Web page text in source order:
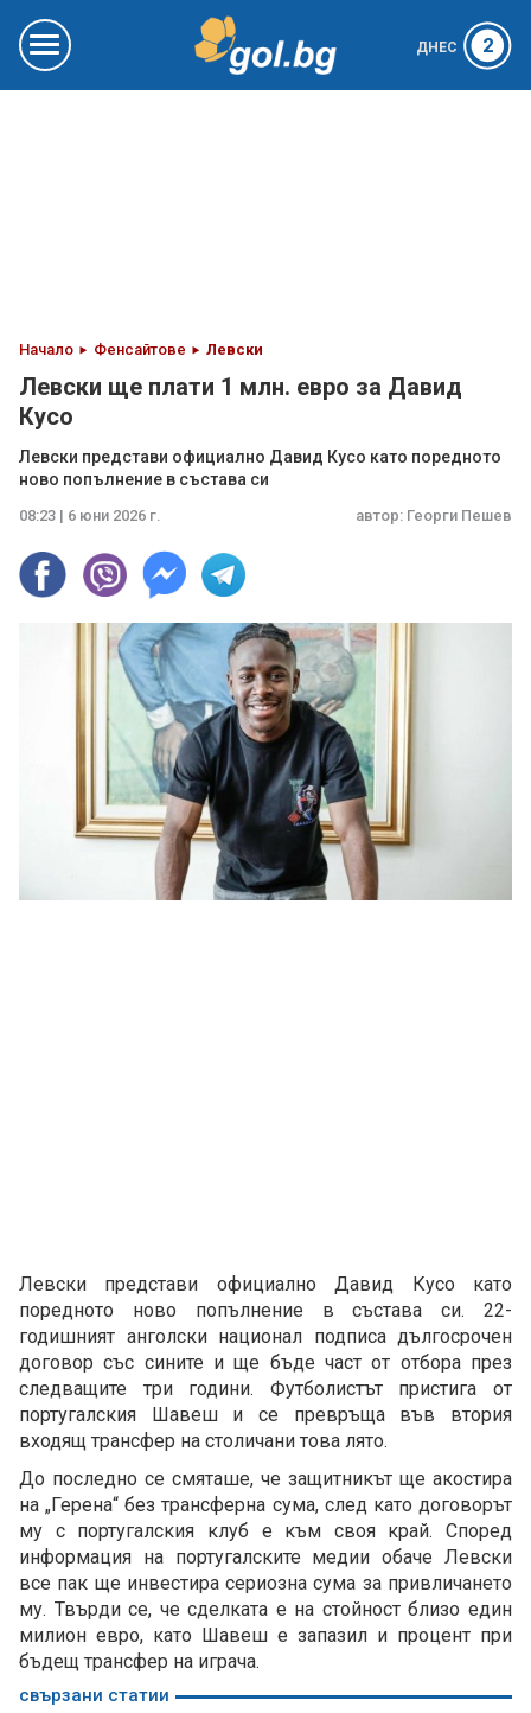
ДНЕС 2
Начало Фенсайтове Левски
Левски ще плати 1 млн. евро за Давид
Кусо
Левски представи официално Давид Кусо като поредното
ново попълнение в състава си
08:23 | 6 юни 2026 г. автор: Георги Пешев
Левски представи официално Давид Кусо като
поредното ново попълнение в състава си. 22-
годишният анголски национал подписа дългосрочен
договор със сините и ще бъде част от отбора през
следващите три години. Футболистът пристига от
португалския Шавеш и се превръща във втория
входящ трансфер на столичани това лято.
До последно се смяташе, че защитникът ще акостира
на „Герена“ без трансферна сума, след като договорът
му с португалския клуб е към своя край. Според
информация на португалските медии обаче Левски
все пак ще инвестира сериозна сума за привличането
му. Твърди се, че сделката е на стойност близо един
милион евро, като Шавеш е запазил и процент при
бъдещ трансфер на играча.
свързани статии